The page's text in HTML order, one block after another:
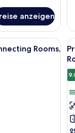
anzeigen
Bettwaren, Minibar,
Rooms,